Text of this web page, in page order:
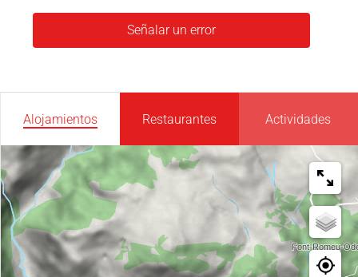
Señalar un error
Alojamientos Restaurantes Actividades